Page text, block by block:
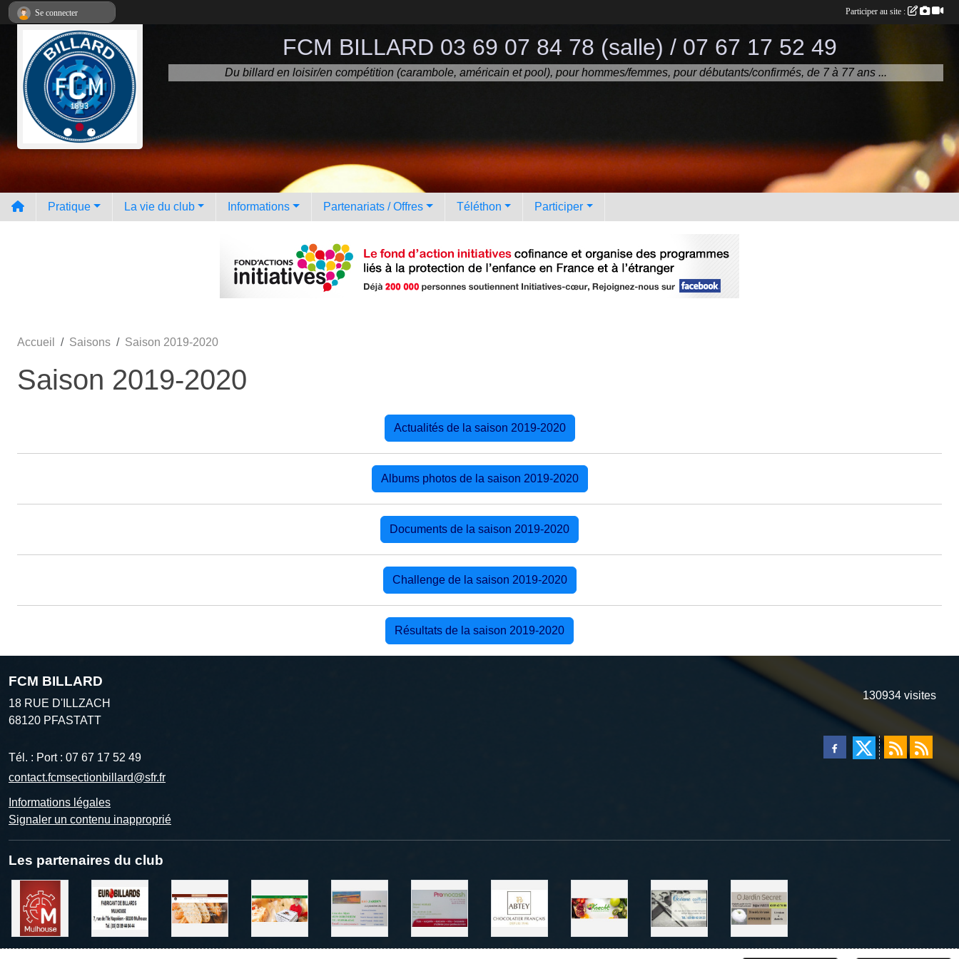
FCM BILLARD 03 69 07 84 78 (salle) / 07 67 17 52 49
Du billard en loisir/en compétition (carambole, américain et pool), pour hommes/femmes, pour débutants/confirmés, de 7 à 77 ans ...
Pratique La vie du club Informations Partenariats / Offres Téléthon Participer
Accueil Saisons Saison 2019-2020
Saison 2019-2020
Actualités de la saison 2019-2020
Albums photos de la saison 2019-2020
Documents de la saison 2019-2020
Challenge de la saison 2019-2020
Résultats de la saison 2019-2020
FCM BILLARD
18 RUE D'ILLZACH
68120 PFASTATT
Tél. : Port : 07 67 17 52 49
contact.fcmsectionbillard@sfr.fr
Informations légales
Signaler un contenu inapproprié
130934 visites
Les partenaires du club
Se connecter Participer au site :
Panneau de gestion des cookies